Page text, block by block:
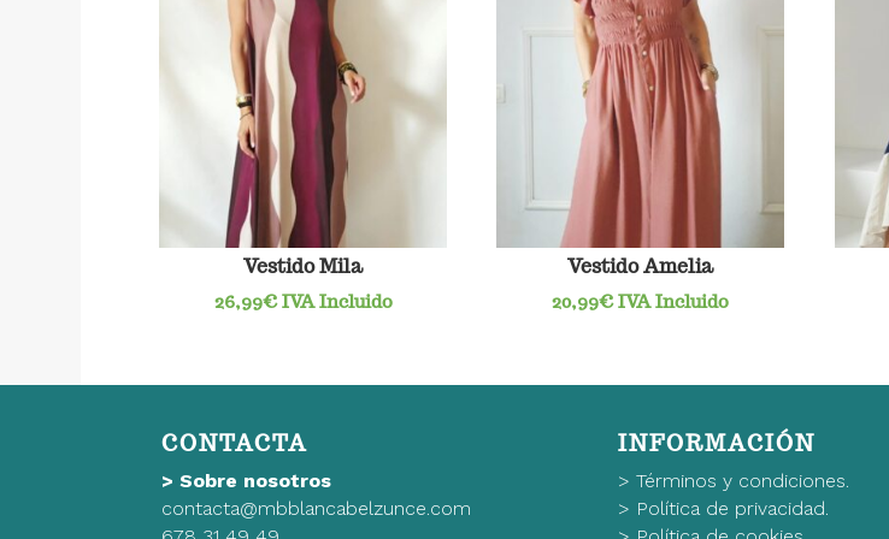
Vestido Mila
26,99€ IVA Incluido
Vestido Amelia
20,99€ IVA Incluido
CONTACTA
>Sobre nosotros
contacta@mbblancabelzunce.com
INFORMACIÓN
> Términos y condiciones.
> Política de privacidad.